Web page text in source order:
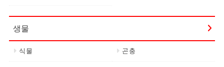
생물
식물 곤충